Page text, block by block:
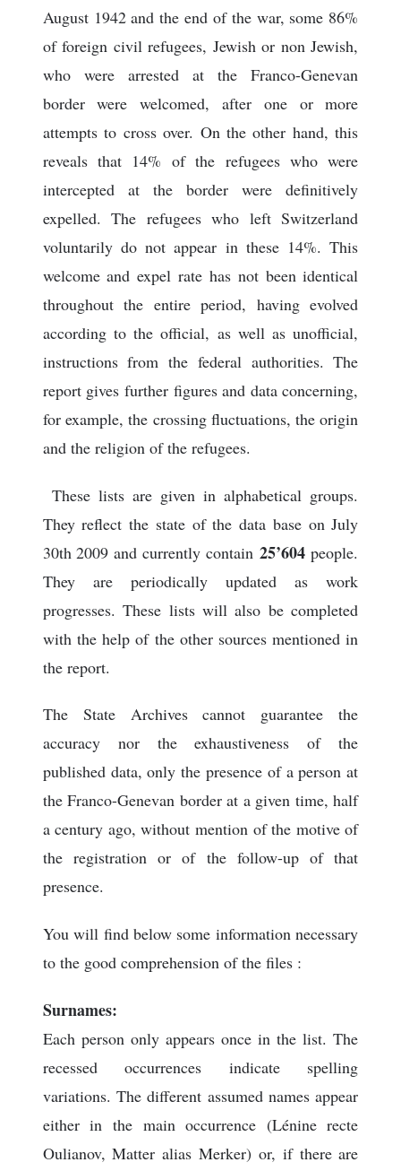
August 1942 and the end of the war, some 86%
of foreign civil refugees, Jewish or non Jewish,
who were arrested at the Franco-Genevan
border were welcomed, after one or more
attempts to cross over. On the other hand, this
reveals that 14% of the refugees who were
intercepted at the border were definitively
expelled. The refugees who left Switzerland
voluntarily do not appear in these 14%. This
welcome and expel rate has not been identical
throughout the entire period, having evolved
according to the official, as well as unofficial,
instructions from the federal authorities. The
report gives further figures and data concerning,
for example, the crossing fluctuations, the origin
and the religion of the refugees.
These lists are given in alphabetical groups.
They reflect the state of the data base on July
30th 2009 and currently contain 25’604people.
They are periodically updated as work
progresses. These lists will also be completed
with the help of the other sources mentioned in
the report.
The State Archives cannot guarantee the
accuracy nor the exhaustiveness of the
published data, only the presence of a person at
the Franco-Genevan border at a given time, half
a century ago, without mention of the motive of
the registration or of the follow-up of that
presence.
You will find below some information necessary
to the good comprehension of the files :
Surnames:
Each person only appears once in the list. The
recessed occurrences indicate spelling
variations. The different assumed names appear
either in the main occurrence (Lénine recte
Oulianov, Matter alias Merker) or, if there are